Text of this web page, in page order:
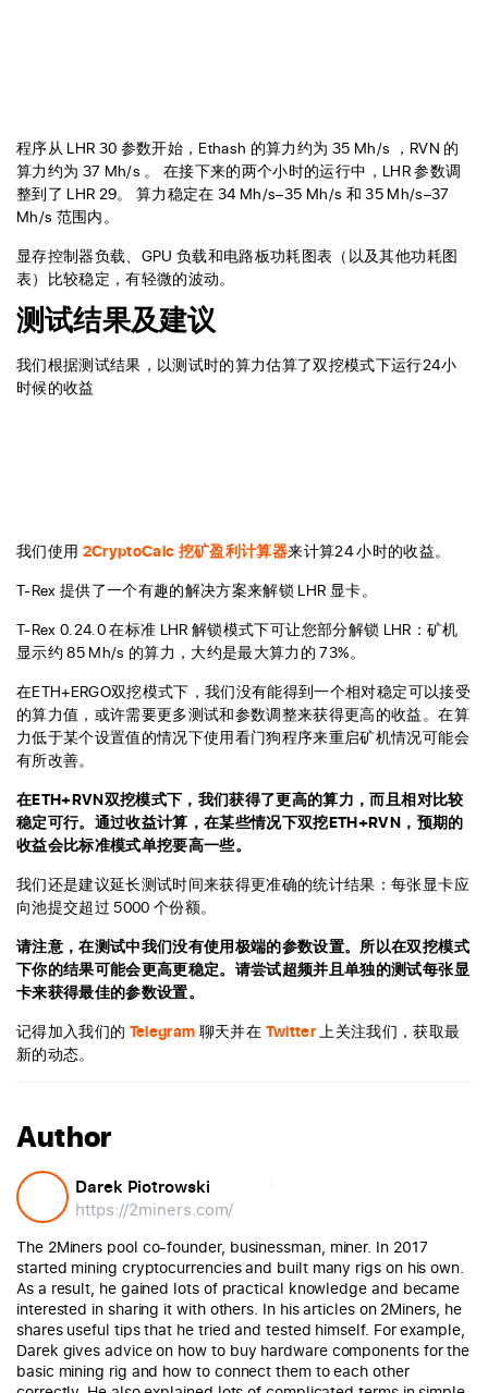
程序从 LHR 30 参数开始，Ethash 的算力约为 35 Mh/s ，RVN 的
算力约为 37 Mh/s 。 在接下来的两个小时的运行中，LHR 参数调
整到了 LHR 29。 算力稳定在 34 Mh/s–35 Mh/s 和 35 Mh/s–37
Mh/s 范围内。
显存控制器负载、GPU 负载和电路板功耗图表（以及其他功耗图
表）比较稳定，有轻微的波动。
测试结果及建议
我们根据测试结果，以测试时的算力估算了双挖模式下运行24小
时候的收益
我们使用 2CryptoCalc 挖矿盈利计算器来计算24 小时的收益。
T-Rex 提供了一个有趣的解决方案来解锁 LHR 显卡。
T-Rex 0.24.0 在标准 LHR 解锁模式下可让您部分解锁 LHR：矿机
显示约 85 Mh/s 的算力，大约是最大算力的 73%。
在ETH+ERGO双挖模式下，我们没有能得到一个相对稳定可以接受
的算力值，或许需要更多测试和参数调整来获得更高的收益。在算
力低于某个设置值的情况下使用看门狗程序来重启矿机情况可能会
有所改善。
在ETH+RVN双挖模式下，我们获得了更高的算力，而且相对比较
稳定可行。通过收益计算，在某些情况下双挖ETH+RVN，预期的
收益会比标准模式单挖要高一些。
我们还是建议延长测试时间来获得更准确的统计结果：每张显卡应
向池提交超过 5000 个份额。
请注意，在测试中我们没有使用极端的参数设置。所以在双挖模式
下你的结果可能会更高更稳定。请尝试超频并且单独的测试每张显
卡来获得最佳的参数设置。
记得加入我们的 Telegram 聊天并在 Twitter上关注我们，获取最
新的动态。
Author
Darek Piotrowski
https://2miners.com/
The 2Miners pool co-founder, businessman, miner. In 2017
started mining cryptocurrencies and built many rigs on his own.
As a result, he gained lots of practical knowledge and became
interested in sharing it with others. In his articles on 2Miners, he
shares useful tips that he tried and tested himself. For example,
Darek gives advice on how to buy hardware components for the
basic mining rig and how to connect them to each other